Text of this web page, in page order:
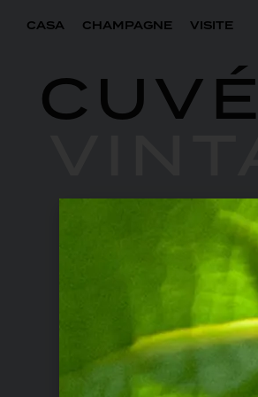
CASA CHAMPAGNE VISITE